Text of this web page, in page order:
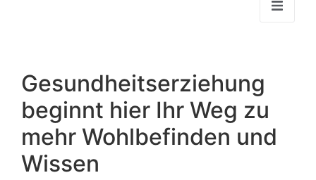
Gesundheitserziehung
beginnt hier Ihr Weg zu
mehr Wohlbefinden und
Wissen